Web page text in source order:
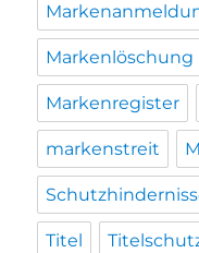
Markenlöschung
Markenregister
markenstreit
Titel